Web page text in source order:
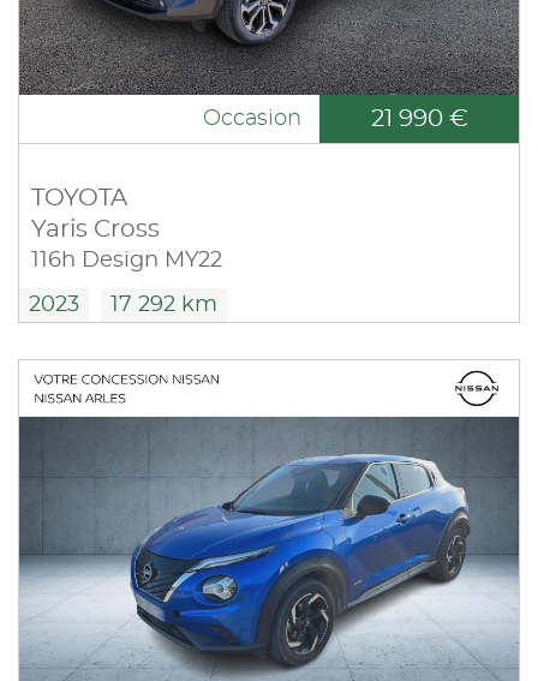
Occasion 21 990 €
TOYOTA
Yaris Cross
116h Design MY22
2023 17 292 km